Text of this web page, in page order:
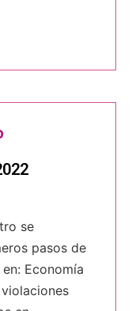
se
pasos de
Economía